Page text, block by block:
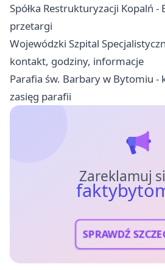
Spółka Restrukturyzacji Kopalń
przetargi
Wojewódzki Szpital
kontakt, godziny, informacje
Parafia św. Barbary w Bytomiu -
zasięg parafii
Zareklamuj
SPRAWDŹ